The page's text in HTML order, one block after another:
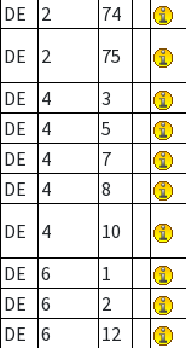
DE
2 74
DE
2 75
DE
4 3
DE
4 5
DE
4 7
DE
4 8
DE
4 10
DE
6 1
DE
6 2
DE
6 12